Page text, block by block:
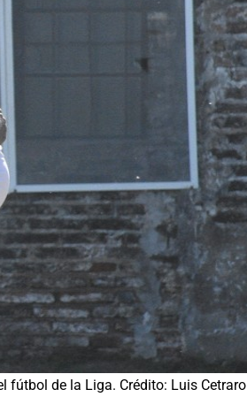
fútbol de la Liga. Crédito: Luis Cetraro